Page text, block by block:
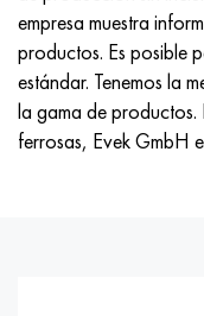
empresa muestra
productos. Es posible
estándar. Tenemos la
la gama de productos.
ferrosas, Evek GmbH